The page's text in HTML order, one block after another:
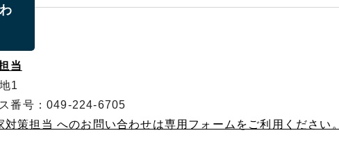
当
1
番号：049-224-6705
策担当 へのお問い合わせは専用フォームをご利用ください。